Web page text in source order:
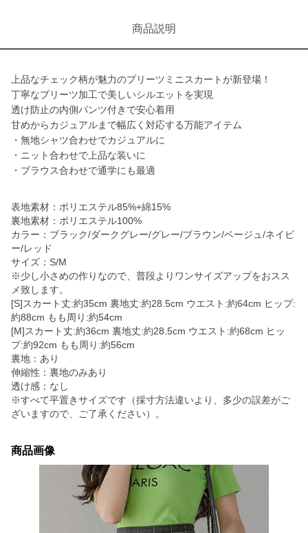
商品説明
上品なチェック柄が魅力のプリーツミニスカートが新登場！
丁寧なプリーツ加工で美しいシルエットを実現
透け防止の内側パンツ付きで安心着用
甘めからカジュアルまで幅広く対応する万能アイテム
・無地シャツ合わせでカジュアルに
・ニット合わせで上品な装いに
・ブラウス合わせで通学にも最適
表地素材：ポリエステル85%+綿15%
裏地素材：ポリエステル100%
カラー：ブラック/ダークグレー/グレー/ブラウン/ベージュ/ネイビ
ー/レッド
サイズ：S/M
※少し小さめの作りなので、普段よりワンサイズアップをおスス
メ致します。
[S]スカート丈:約35cm 裏地丈:約28.5cm ウエスト:約64cm ヒップ:
約88cm もも周り:約54cm
[M]スカート丈:約36cm 裏地丈:約28.5cm ウエスト:約68cm ヒッ
プ:約92cm もも周り:約56cm
裏地：あり
伸縮性：裏地のみあり
透け感：なし
※すべて平置きサイズです（採寸方法違いより、多少の誤差がご
ざいますので、ご了承ください）。
商品画像